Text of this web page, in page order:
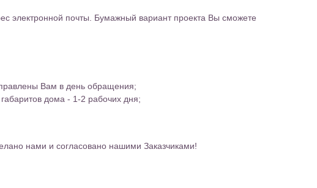
электронной почты. Бумажный вариант проекта Вы сможете
Вам в день обращения;
дома - 1-2 рабочих дня;
нами и согласовано нашими Заказчиками!